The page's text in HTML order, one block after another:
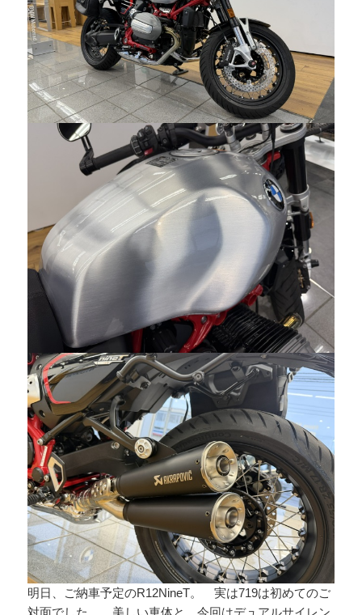
明日、ご納車予定のR12NineT。 実は719は初めてのご
対面でした。 美しい車体と、今回はデュアルサイレン